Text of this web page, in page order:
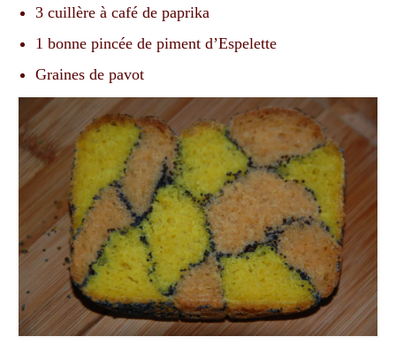
3 cuillère à café de paprika
1 bonne pincée de piment d’Espelette
Graines de pavot